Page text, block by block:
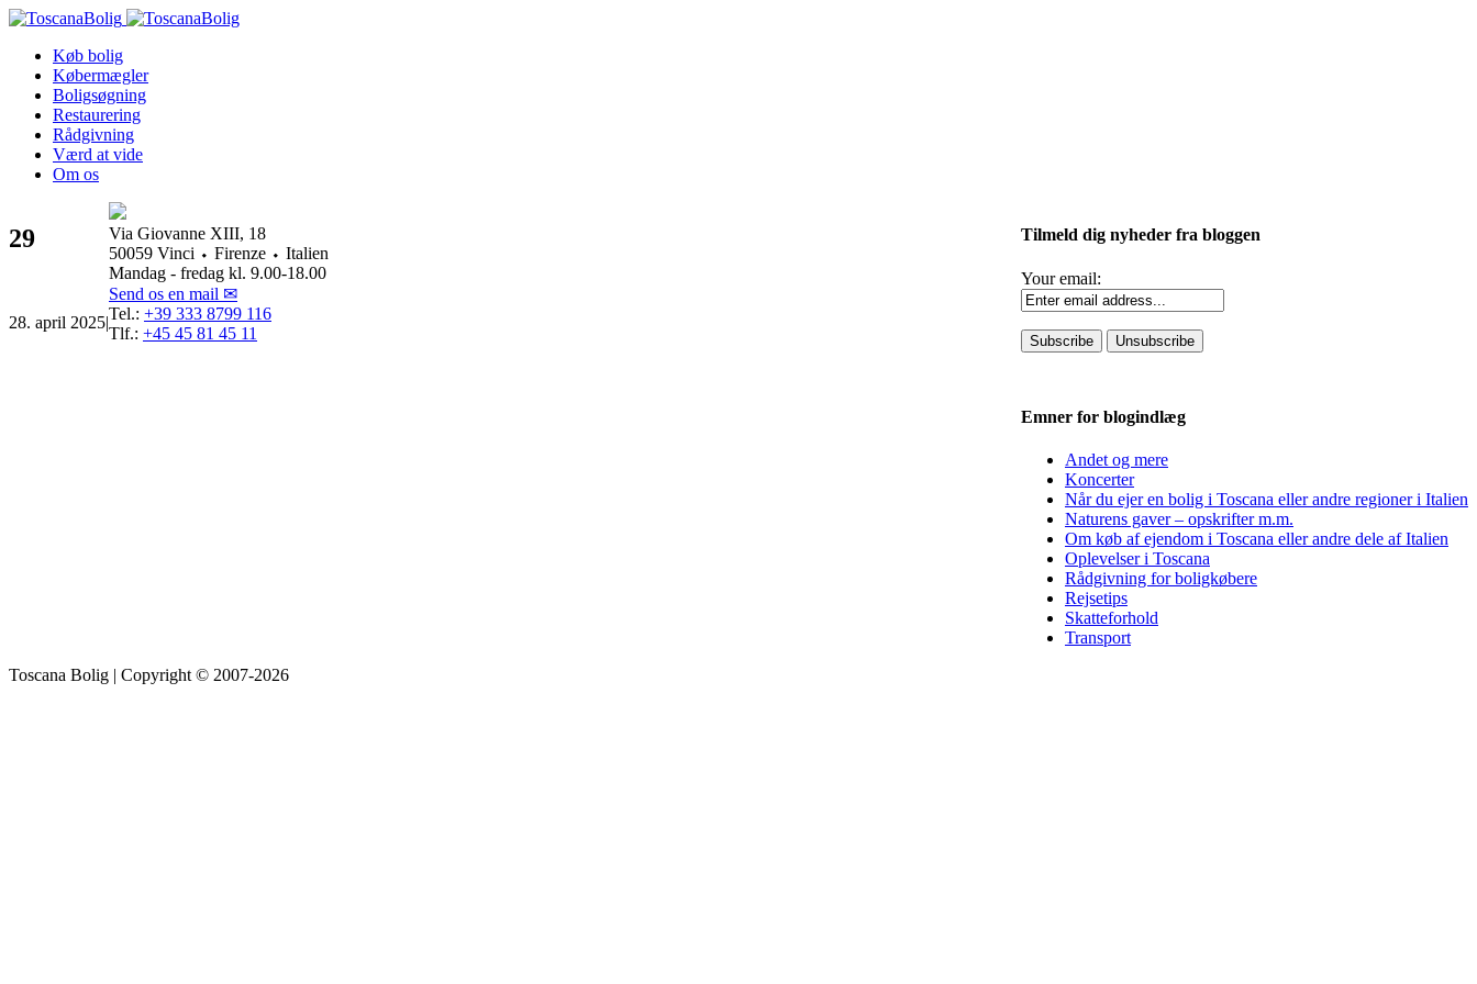
Køb bolig
Købermægler
Boligsøgning
Restaurering
Rådgivning
Værd at vide
Om os
29
28. april 2025|
Tilmeld dig nyheder fra bloggen
Your email:
Emner for blogindlæg
Andet og mere
Koncerter
Når du ejer en bolig i Toscana eller andre regioner i Italien
Naturens gaver – opskrifter m.m.
Om køb af ejendom i Toscana eller andre dele af Italien
Oplevelser i Toscana
Rådgivning for boligkøbere
Rejsetips
Skatteforhold
Transport
Via Giovanne XIII, 18
50059 Vinci ⬩ Firenze ⬩ Italien
Mandag - fredag kl. 9.00-18.00
Send os en mail ✉
Tel.: +39 333 8799 116
Tlf.: +45 45 81 45 11
Toscana Bolig | Copyright © 2007-2026